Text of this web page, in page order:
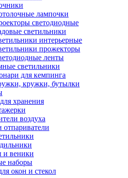
лампочки
светодиодные
светильники
интерьерные
прожекторы
ленты
светильники
для кемпинга
кружки, бутылки
хранения
воздуха
веники
наборы
окон и стекол